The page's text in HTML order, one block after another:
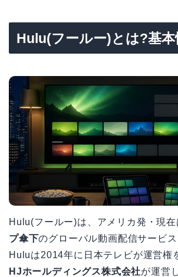
Hulu(フールー)とは?基
Hulu(フールー)は、アメリカ発・現在
プ傘下のグローバル動画配信サービ
Huluは2014年に日本テレビが運営権
HJホールディングス株式会社が運営